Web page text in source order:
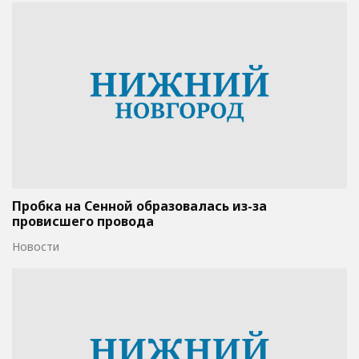
Пробка на Сенной образовалась из-за
провисшего провода
Новости